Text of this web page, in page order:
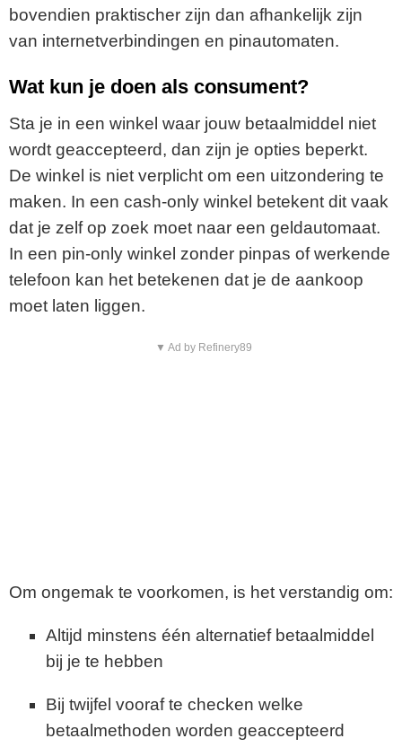
bovendien praktischer zijn dan afhankelijk zijn
van internetverbindingen en pinautomaten.
Wat kun je doen als consument?
Sta je in een winkel waar jouw betaalmiddel niet
wordt geaccepteerd, dan zijn je opties beperkt.
De winkel is niet verplicht om een uitzondering te
maken. In een cash-only winkel betekent dit vaak
dat je zelf op zoek moet naar een geldautomaat.
In een pin-only winkel zonder pinpas of werkende
telefoon kan het betekenen dat je de aankoop
moet laten liggen.
▼ Ad by Refinery89
Om ongemak te voorkomen, is het verstandig om:
Altijd minstens één alternatief betaalmiddel
bij je te hebben
Bij twijfel vooraf te checken welke
betaalmethoden worden geaccepteerd